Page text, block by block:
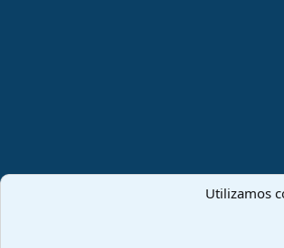
Utilizamos